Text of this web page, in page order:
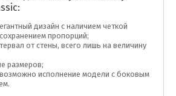
дизайн с наличием четкой
пропорций;
от стены, всего лишь на величину
размеров;
исполнение модели с боковым